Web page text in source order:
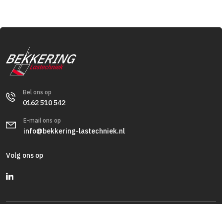
Bel ons op
0162 510 542
E-mail ons op
info@bekkering-lastechniek.nl
Volg ons op